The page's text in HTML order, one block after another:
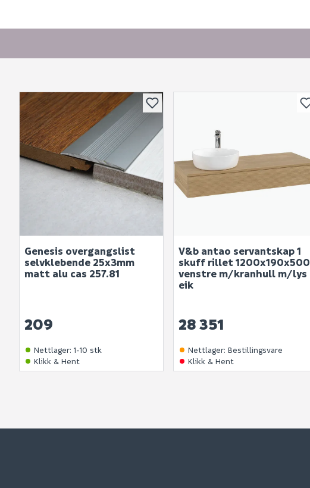
Genesis overgangslist
selvklebende 25x3mm
matt alu cas 257.81
209
Nettlager: 1-10 stk
Klikk & Hent
V&b antao servantskap 1
skuff rillet 1200x190x500
venstre m/kranhull m/lys
eik
28 351
Nettlager:Bestillingsvare
Klikk & Hent